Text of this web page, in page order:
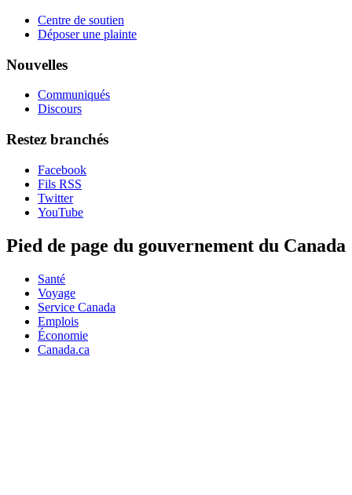
Centre de soutien
Déposer une plainte
Nouvelles
Communiqués
Discours
Restez branchés
Facebook
Fils RSS
Twitter
YouTube
Pied de page du gouvernement du Canada
Santé
Voyage
Service Canada
Emplois
Économie
Canada.ca